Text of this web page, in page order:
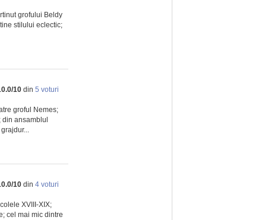
grofului Beldy
stilului eclectic;
/10din 5 voturi
groful Nemes;
ansamblul
/10din 4voturi
XVIII-XIX;
cel mai mic dintre